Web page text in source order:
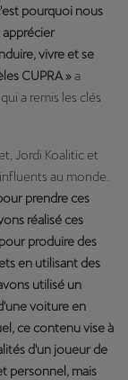
pourquoi nous
vivre et se
CUPRA »a
a remis les clés
Jordi Koalitic et
au monde.
prendre ces
réalisé ces
produire des
en utilisant des
utilisé un
voiture en
ce contenu vise à
d'un joueur de
personnel, mais